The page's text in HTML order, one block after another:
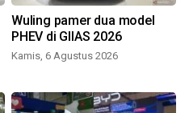
Wuling pamer dua model
PHEV di GIIAS 2026
Kamis, 6 Agustus 2026